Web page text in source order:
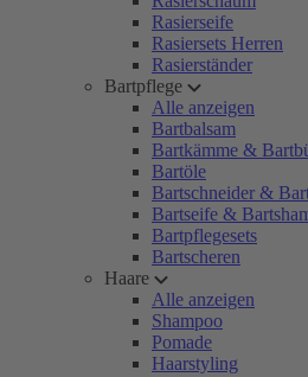
Rasierseife
Rasiersets Herren
Rasierständer
Bartpflege
Alle anzeigen
Bartbalsam
Bartkämme &
Bartöle
Bartschneider &
Bartseife &
Bartpflegesets
Bartscheren
Haare
Alle anzeigen
Shampoo
Pomade
Haarstyling